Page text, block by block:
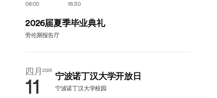
08:00 18:30
2026届夏季毕业典礼
劳伦斯报告厅
四月2026
11 宁波诺丁汉大学开放日
宁波诺丁汉大学校园